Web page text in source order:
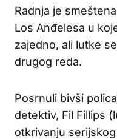
Radnja je
Los Anđelesa u
zajedno, ali lutke
drugog reda.
Posrnuli bivši
detektiv, Fil Fillips
otkrivanju